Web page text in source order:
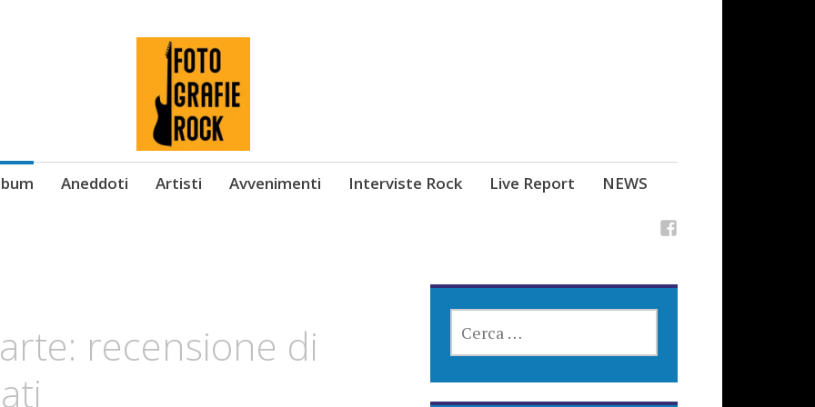
Aneddoti Artisti Avvenimenti Interviste Rock Live Report NEWS
recensione di
PER: